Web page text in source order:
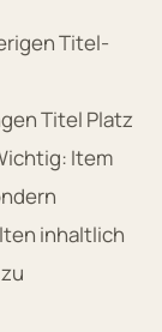
Titel-
Titel Platz
Item
inhaltlich